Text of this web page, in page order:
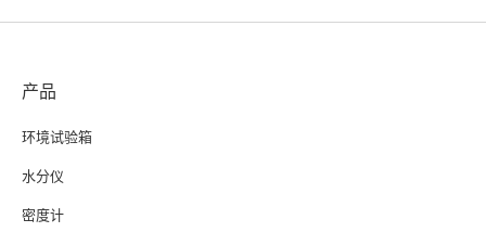
产品
环境试验箱
水分仪
密度计